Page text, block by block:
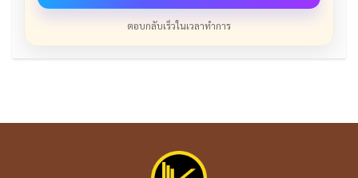
ตอบกลับเร็วในเวลาทำการ